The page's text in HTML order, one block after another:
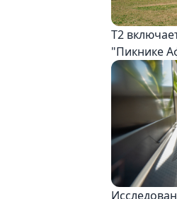
Т2
"Пикнике